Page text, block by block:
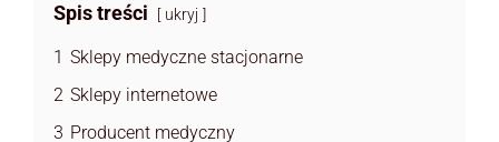
Spis treści ukryj
1 Sklepy medyczne stacjonarne
2 Sklepy internetowe
3 Producent medyczny